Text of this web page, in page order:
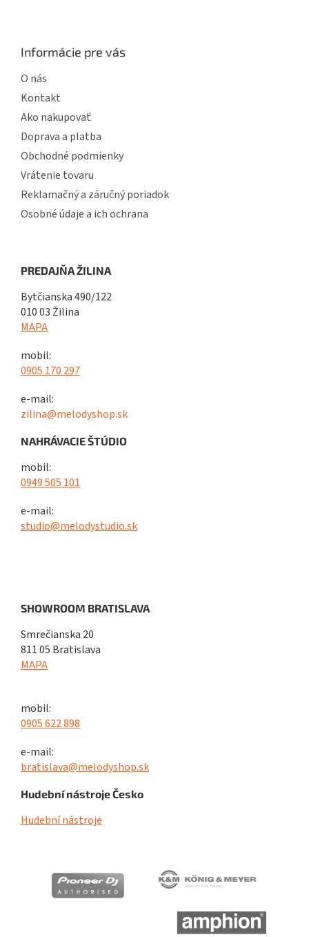
Informácie pre vás
O nás
Kontakt
Ako nakupovať
Doprava a platba
Obchodné podmienky
Vrátenie tovaru
Reklamačný a záručný poriadok
Osobné údaje a ich ochrana
PREDAJŇA ŽILINA
Bytčianska 490/122
010 03 Žilina
MAPA
mobil:
0905 170 297
e-mail:
zilina@melodyshop.sk
NAHRÁVACIE ŠTÚDIO
mobil:
0949 505 101
e-mail:
studio@melodystudio.sk
SHOWROOM BRATISLAVA
Smrečianska 20
811 05 Bratislava
MAPA
mobil:
0905 622 898
e-mail:
bratislava@melodyshop.sk
Hudební nástroje Česko
Hudební nástroje